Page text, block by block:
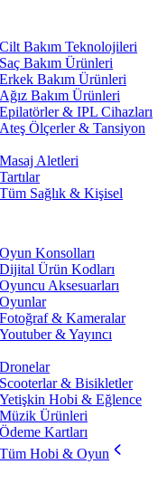
Cilt Bakım Teknolojileri
Saç Bakım Ürünleri
Erkek Bakım Ürünleri
Ağız Bakım Ürünleri
Epilatörler & IPL Cihazları
Ateş Ölçerler & Tansiyon
Masaj Aletleri
Tartılar
Tüm Sağlık & Kişisel
Oyun Konsolları
Dijital Ürün Kodları
Oyuncu Aksesuarları
Oyunlar
Fotoğraf & Kameralar
Youtuber & Yayıncı
Dronelar
Scooterlar & Bisikletler
Yetişkin Hobi & Eğlence
Müzik Ürünleri
Ödeme Kartları
Tüm Hobi & Oyun